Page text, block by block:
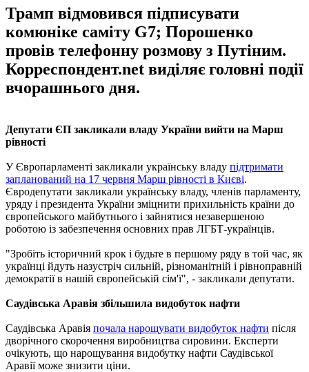
Трамп відмовився підписувати
комюніке саміту G7; Порошенко
провів телефонну розмову з Путіним.
Корреспондент.net виділяє головні події
вчорашнього дня.
Депутати ЄП закликали владу України вийти на Марш
рівності
У Європарламенті закликали українську владу підтримати
запланований на 17 червня Марш рівності в Києві.
Євродепутати закликали українську владу, членів парламенту,
уряду і президента України зміцнити прихильність країни до
європейського майбутнього і зайнятися незавершеною
роботою із забезпечення основних прав ЛГБТ-українців.
"Зробіть історичний крок і будьте в першому ряду в той час, як
українці йдуть назустріч сильній, різноманітній і рівноправній
демократії в нашій європейській сім'ї", - закликали депутати.
Саудівська Аравія збільшила видобуток нафти
Саудівська Аравія почала нарощувати видобуток нафти після
дворічного скорочення виробництва сировини. Експерти
очікують, що нарощування видобутку нафти Саудівської
Аравії може знизити ціни.